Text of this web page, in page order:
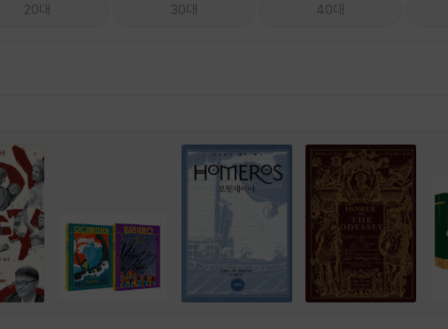
20대 30대 40대